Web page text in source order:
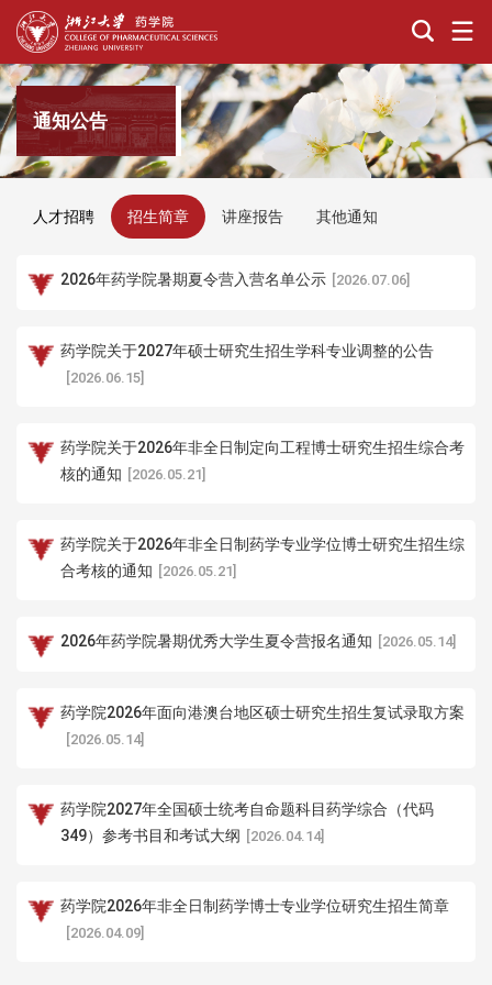
通知公告
人才招聘 招生简章 讲座报告 其他通知
2026年药学院暑期夏令营入营名单公示 [2026.07.06]
药学院关于2027年硕士研究生招生学科专业调整的公告
[2026.06.15]
药学院关于2026年非全日制定向工程博士研究生招生综合考
核的通知
[2026.05.21]
药学院关于2026年非全日制药学专业学位博士研究生招生综
合考核的通知
[2026.05.21]
2026年药学院暑期优秀大学生夏令营报名通知 [2026.05.14]
药学院2026年面向港澳台地区硕士研究生招生复试录取方案
[2026.05.14]
药学院2027年全国硕士统考自命题科目药学综合（代码
349）参考书目和考试大纲
[2026.04.14]
药学院2026年非全日制药学博士专业学位研究生招生简章
[2026.04.09]